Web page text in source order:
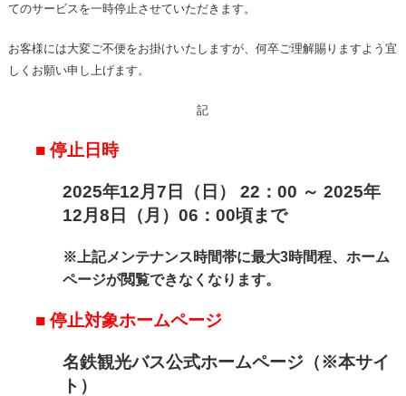
てのサービスを一時停止させていただきます。
お客様には大変ご不便をお掛けいたしますが、何卒ご理解賜りますよう宜
しくお願い申し上げます。
記
■ 停止日時
2025年12月7 日（日 ） 22：00 ～ 2025年
12月8日（月）06：00頃まで
※上記メンテナンス時間帯に最大3時間程、ホーム
ページが閲覧できなくなります。
■ 停止対象ホームページ
名鉄観光バス公式ホームページ（※本サイ
ト）